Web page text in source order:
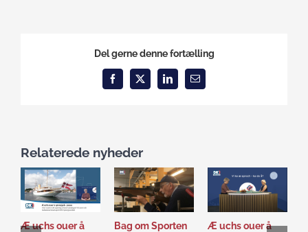
Del gerne denne fortælling
Facebook
X LinkedInEmail
Relaterede nyheder
Æ uchs ouer å
Bag om Sporten
Æ uchs ouer å